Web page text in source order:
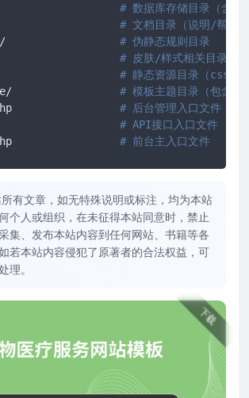
data/ # 数据库存储目录（含数
doc/ # 文档目录（说明/帮助/
# 伪静态规则目录
skin/ # 皮肤/样式相关目录
# 静态资源目录（css/
# 模板主题目录（包含当
# 后台管理入口文件
# API接口入口文件
# 前台主入口文件
有文章，如无特殊说明或标注，均为本站
个人或组织，在未征得本站同意时，禁止
集、发布本站内容到任何网站、书籍等各
若本站内容侵犯了原著者的合法权益，可
理。
下载